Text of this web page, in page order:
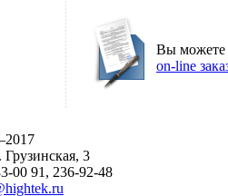
Вы можете
on-line
3
00 91, 236-92-48